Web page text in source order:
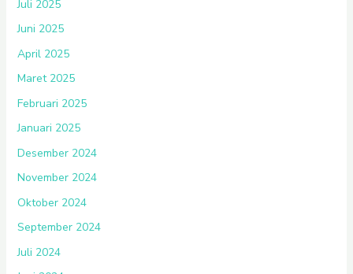
Juli 2025
Juni 2025
April 2025
Maret 2025
Februari 2025
Januari 2025
Desember 2024
November 2024
Oktober 2024
September 2024
Juli 2024